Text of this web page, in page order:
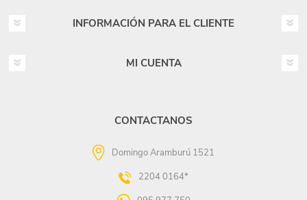
INFORMACIÓN PARA EL CLIENTE
MI CUENTA
CONTACTANOS
Domingo Aramburú 1521
2204 0164*